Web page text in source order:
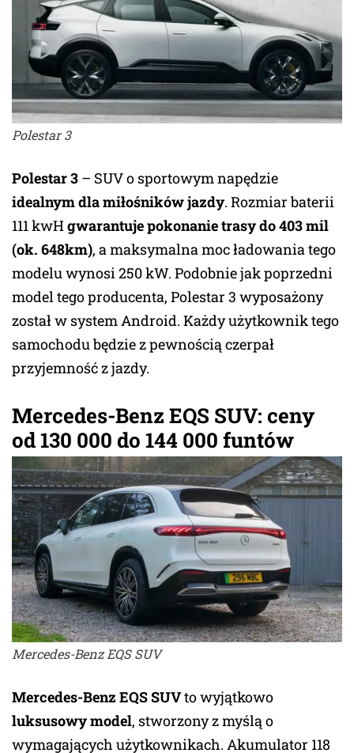
Polestar 3
Polestar 3 – SUV o sportowym napędzie
idealnym dla miłośników jazdy. Rozmiar baterii
111 kwHgwarantuje pokonanie trasy do 403 mil
(ok. 648km), a maksymalna moc ładowania tego
modelu wynosi 250 kW. Podobnie jak poprzedni
model tego producenta, Polestar 3 wyposażony
został w system Android. Każdy użytkownik tego
samochodu będzie z pewnością czerpał
przyjemność z jazdy.
Mercedes-Benz EQS SUV: ceny
od 130 000 do 144 000 funtów
Mercedes-Benz EQS SUV
Mercedes-Benz EQS SUVto wyjątkowo
luksusowy model, stworzony z myślą o
wymagających użytkownikach. Akumulator 118